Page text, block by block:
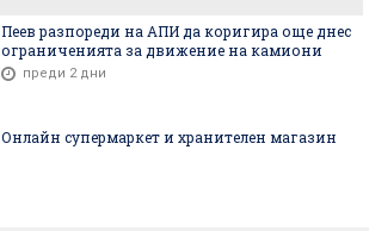
Пеев разпореди на АПИ да коригира още днес
ограниченията за движение на камиони
преди 2 дни
Онлайн супермаркет и хранителен магазин